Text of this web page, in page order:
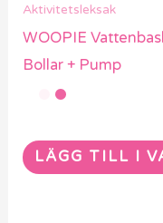
Aktivitetsleksak
WOOPIE
Bollar + Pump
LÄGG TILL I